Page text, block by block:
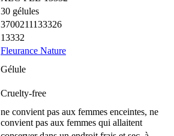
30 gélules
3700211133326
13332
Fleurance Nature
Gélule
Cruelty-free
ne convient pas aux femmes enceintes, ne
convient pas aux femmes qui allaitent